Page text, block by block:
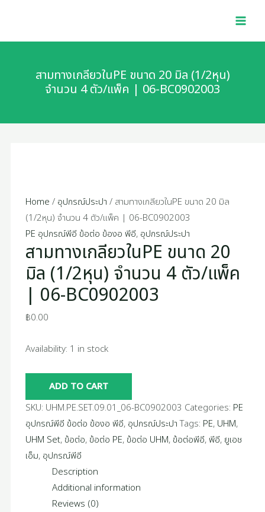
content
สามทางเกลียวในPE ขนาด 20 มิล (1/2หุน)
จำนวน 4 ตัว/แพ็ค | 06-BC0902003
Home / อุปกรณ์ประปา / สามทางเกลียวในPE ขนาด 20 มิล
(1/2หุน) จำนวน 4 ตัว/แพ็ค | 06-BC0902003
PE อุปกรณ์พีอี ข้อต่อ ข้องอ พีอี, อุปกรณ์ประปา
สามทางเกลียวในPE ขนาด 20
มิล (1/2หุน) จำนวน 4 ตัว/แพ็ค
| 06-BC0902003
฿0.00
Availability: 1 in stock
เกลียว
ขนาด
|
06-
BC0902003
quantity
ADD TO CART
SKU: UHM.PE.SET.09.01_06-BC0902003 Categories: PE
อุปกรณ์พีอี ข้อต่อ ข้องอ พีอี, อุปกรณ์ประปา Tags: PE, UHM,
UHM Set,ข้อต่อ,ข้อต่อ PE,ข้อต่อ UHM,ข้อต่อพีอี,พีอี, ยูเอช
เอ็ม, อุปกรณ์พีอี
Description
Additional information
Reviews (0)